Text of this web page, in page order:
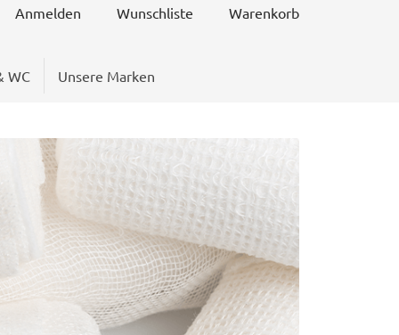
Anmelden Wunschliste Warenkorb
WC Unsere Marken